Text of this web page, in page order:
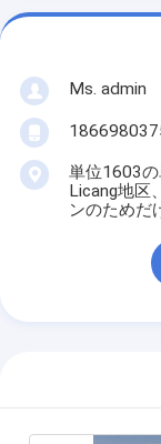
Ms. admin
単位1603の
Licang地区
ンのためだ